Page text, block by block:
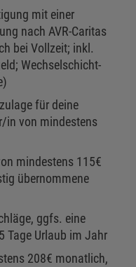
mit einer
nach AVR-Caritas
bei Vollzeit; inkl.
Wechselschicht-
für deine
in von mindestens
mindestens 115€
übernommene
ggfs. eine
Tage Urlaub im Jahr
208€ monatlich,